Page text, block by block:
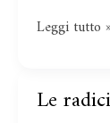
Leggi tutto
Le
Le